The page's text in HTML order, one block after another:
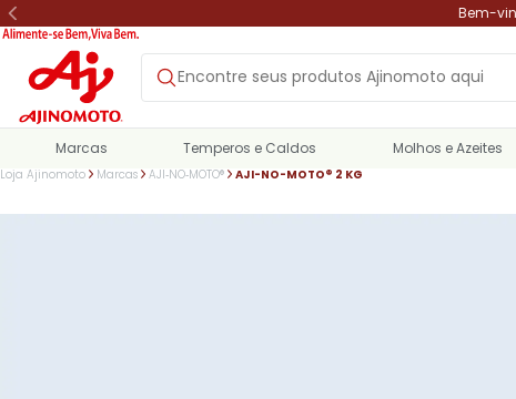
Bem-
Marcas Temperos e Caldos Molhos e Azeites
Loja Ajinomoto Marcas AJI‑NO‑MOTO® AJI-NO-MOTO® 2 KG